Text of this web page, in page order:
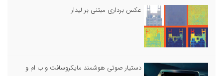
عکس برداری مبتنی بر لیدار
دستیار صوتی هوشمند مایکروسافت و ب ام و